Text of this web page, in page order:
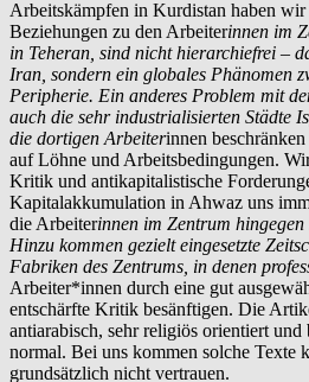
Arbeitskämpfen in Kurdistan haben
Beziehungen zu den Arbeiterinnen im
in Teheran, sind nicht hierarchiefrei –
Iran, sondern ein globales Phänomen
Peripherie. Ein anderes Problem mit
auch die sehr industrialisierten Städte
die dortigen Arbeiterinnen
auf Löhne und Arbeitsbedingungen.
Kritik und antikapitalistische
Kapitalakkumulation in Ahwaz uns
die Arbeiterinnen im Zentrum
Hinzu kommen gezielt eingesetzte
Fabriken des Zentrums, in denen
Arbeiter*innen durch eine gut
entschärfte Kritik besänftigen. Die
antiarabisch, sehr religiös orientiert
normal. Bei uns kommen solche Texte
grundsätzlich nicht vertrauen.